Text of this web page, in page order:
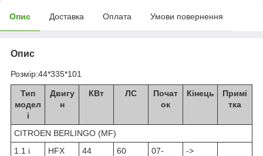
Опис Доставка Оплата Умови повернення
Опис
Розмір:44*335*101
Тип
модел
і
Двигу
н
КВт ЛС
Почат
ок
Кінець
Примі
тка
CITROEN BERLINGO (MF)
1.1 i
HFX
44 60
07-
->